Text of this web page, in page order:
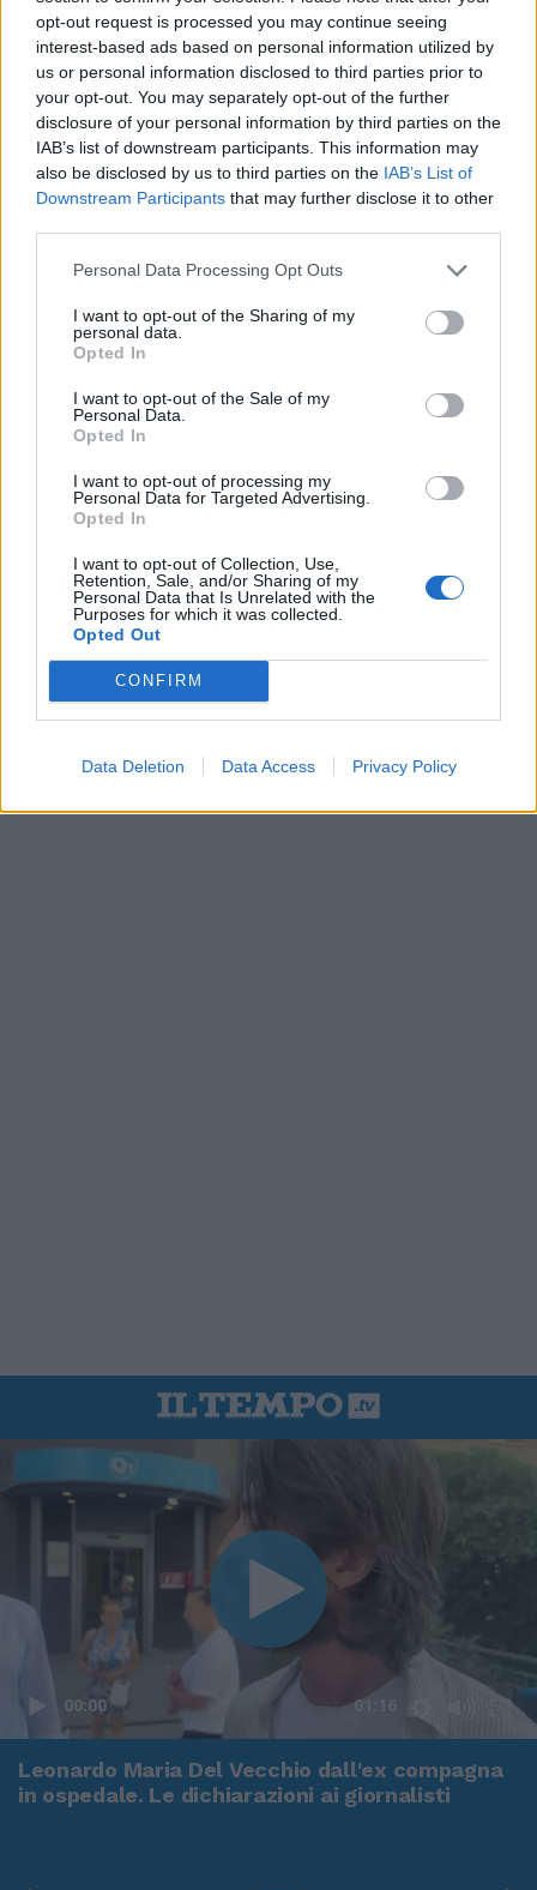
opt-out request is processed you may continue seeing
interest-based ads based on personal information utilized by
us or personal information disclosed to third parties prior to
your opt-out. You may separately opt-out of the further
disclosure of your personal information by third parties on the
IAB’s list of downstream participants. This information may
also be disclosed by us to third parties on the IAB’s List of
Downstream Participants that may further disclose it to other
Personal Data Processing Opt Outs
I want to opt-out of the Sharing of my
personal data.
Opted In
I want to opt-out of the Sale of my
Personal Data.
Opted In
I want to opt-out of processing my
Personal Data for Targeted Advertising.
Opted In
I want to opt-out of Collection, Use,
Retention, Sale, and/or Sharing of my
Personal Data that Is Unrelated with the
Purposes for which it was collected.
Opted Out
CONFIRM
Data Deletion Data Access Privacy Policy
In evidenza
00:00 01:16
Leonardo Maria Del Vecchio dall'ex compagna
in ospedale. Le dichiarazioni ai giornalisti